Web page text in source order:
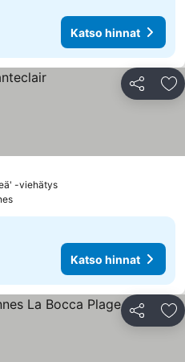
Katso hinnat
Jaa
-viehätysKatso hinnat
Katso hinnat
Jaa